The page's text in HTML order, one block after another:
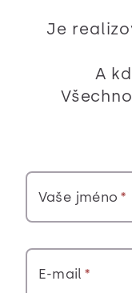
Je
A
Vaše jméno
E-mail